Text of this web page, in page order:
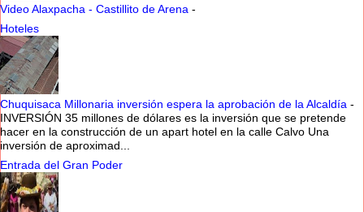
Video Alaxpacha - Castillito de Arena -
Hoteles
Chuquisaca Millonaria inversión espera la aprobación de la Alcaldía -
INVERSIÓN 35 millones de dólares es la inversión que se pretende
hacer en la construcción de un apart hotel en la calle Calvo Una
inversión de aproximad...
Entrada del Gran Poder